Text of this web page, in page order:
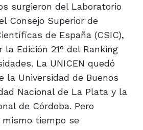
surgieron del Laboratorio
Consejo Superior de
de España (CSIC),
la Edición 21° del Ranking
La UNICEN quedó
la Universidad de Buenos
Nacional de La Plata y la
de Córdoba. Pero
tiempo se